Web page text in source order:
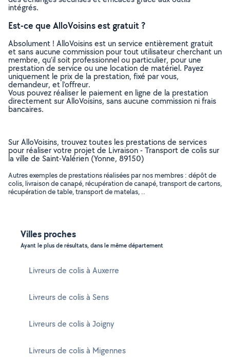
intégrés.
Est-ce que AlloVoisins est gratuit ?
Absolument ! AlloVoisins est un service entièrement gratuit
et sans aucune commission pour tout utilisateur cherchant un
membre, qu’il soit professionnel ou particulier, pour une
prestation de service ou une location de matériel. Payez
uniquement le prix de la prestation, fixé par vous,
demandeur, et l’offreur.
Vous pouvez réaliser le paiement en ligne de la prestation
directement sur AlloVoisins, sans aucune commission ni frais
bancaires.
Sur AlloVoisins, trouvez toutes les prestations de services
pour réaliser votre projet de Livraison - Transport de colis sur
la ville de Saint-Valérien (Yonne, 89150)
Autres exemples de prestations réalisées par nos membres : dépôt de
colis, livraison de canapé, récupération de canapé, transport de cartons,
récupération de table, transport de matelas, ..
Villes proches
Ayant le plus de résultats, dans le même département
Livreurs de colis à Auxerre
Livreurs de colis à Sens
Livreurs de colis à Joigny
Livreurs de colis à Migennes